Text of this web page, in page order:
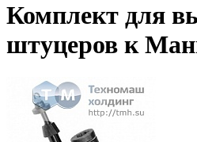
Комплект для
штуцеров к